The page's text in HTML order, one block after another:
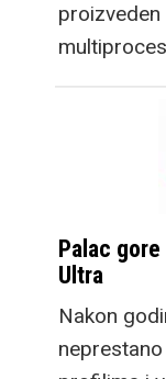
proizveden
Palac
Ultra
Nakon